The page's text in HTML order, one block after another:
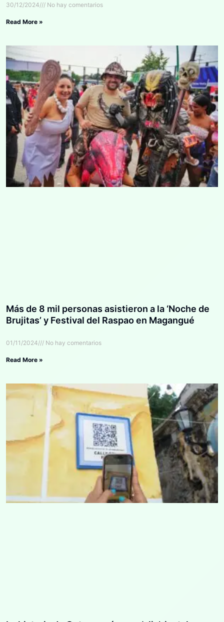
30/12/2024 No hay comentarios
Read More »
Más de 8 mil personas asistieron a la ‘Noche de
Brujitas’ y Festival del Raspao en Magangué
01/11/2024 No hay comentarios
Read More »